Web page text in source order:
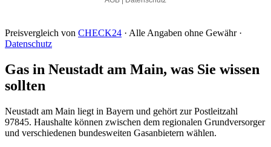
Preisvergleich von CHECK24 · Alle Angaben ohne Gewähr ·
Datenschutz
Gas in Neustadt am Main, was Sie wissen
sollten
Neustadt am Main liegt in Bayern und gehört zur Postleitzahl
97845. Haushalte können zwischen dem regionalen Grundversorger
und verschiedenen bundesweiten Gasanbietern wählen.